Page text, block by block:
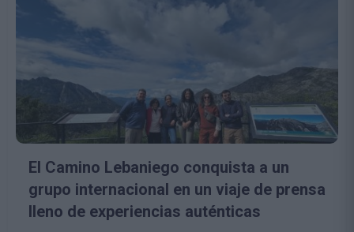
El Camino Lebaniego conquista a un
grupo internacional en un viaje de prensa
lleno de experiencias auténticas